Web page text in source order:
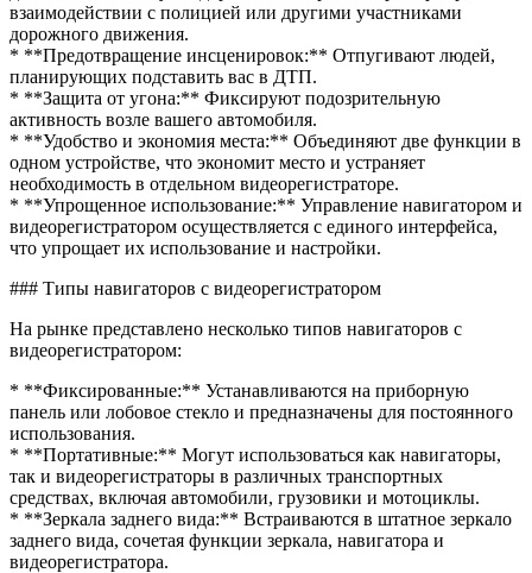
взаимодействии с полицией или другими участниками
дорожного движения.
* **Предотвращение инсценировок:** Отпугивают людей,
планирующих подставить вас в ДТП.
* **Защита от угона:** Фиксируют подозрительную
активность возле вашего автомобиля.
* **Удобство и экономия места:** Объединяют две функции в
одном устройстве, что экономит место и устраняет
необходимость в отдельном видеорегистраторе.
* **Упрощенное использование:** Управление навигатором и
видеорегистратором осуществляется с единого интерфейса,
что упрощает их использование и настройки.
### Типы навигаторов с видеорегистратором
На рынке представлено несколько типов навигаторов с
видеорегистратором:
* **Фиксированные:** Устанавливаются на приборную
панель или лобовое стекло и предназначены для постоянного
использования.
* **Портативные:** Могут использоваться как навигаторы,
так и видеорегистраторы в различных транспортных
средствах, включая автомобили, грузовики и мотоциклы.
* **Зеркала заднего вида:** Встраиваются в штатное зеркало
заднего вида, сочетая функции зеркала, навигатора и
видеорегистратора.